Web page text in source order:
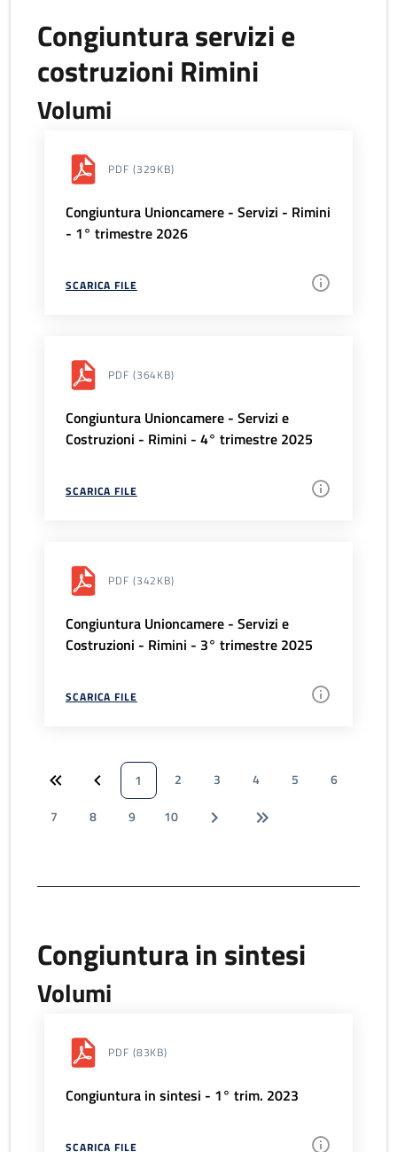
Congiuntura servizi e
costruzioni Rimini
Volumi
PDF (329KB)
Congiuntura Unioncamere - Servizi - Rimini
- 1° trimestre 2026
SCARICA FILE
PDF (364KB)
Congiuntura Unioncamere - Servizi e
Costruzioni - Rimini - 4° trimestre 2025
SCARICA FILE
PDF (342KB)
Congiuntura Unioncamere - Servizi e
Costruzioni - Rimini - 3° trimestre 2025
SCARICA FILE
1 2 3 4 5
6
7
8 9 10
Congiuntura in sintesi
Volumi
PDF (83KB)
Congiuntura in sintesi - 1° trim. 2023
SCARICA FILE